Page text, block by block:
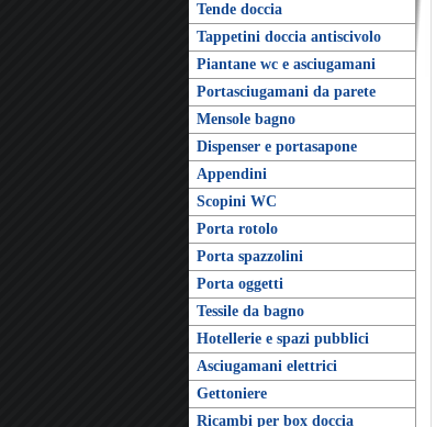
Tende doccia
Tappetini doccia antiscivolo
Piantane wc e asciugamani
Portasciugamani da parete
Mensole bagno
Dispenser e portasapone
Appendini
Scopini WC
Porta rotolo
Porta spazzolini
Porta oggetti
Tessile da bagno
Hotellerie e spazi pubblici
Asciugamani elettrici
Gettoniere
Ricambi per box doccia